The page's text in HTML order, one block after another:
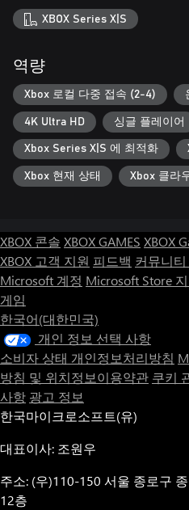
XBOX Series X|S
역량
Xbox 로컬 다중 접속 (2-4)
4K Ultra HD 싱글 플레이어
Xbox Series X|S 에 최적화
Xbox 현재 상태 Xbox 클라
XBOX 콘솔 XBOX GAMES XBOX
XBOX 고객 지원 피드백 커뮤니
Microsoft 계정 Microsoft Store
게임
한국어(대한민국)
개인 정보 선택 사항
소비자 상태 개인정보처리방침
방침 및 위치정보이용약관 쿠키
사항 광고 정보
한국마이크로소프트(유)
대표이사: 조원우
주소: (우)110-150 서울 종로구
12층